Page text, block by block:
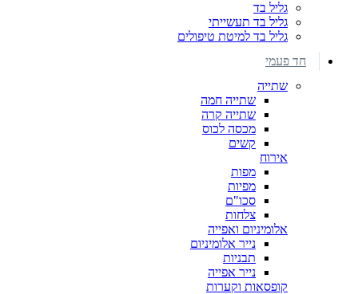
גליל בד
גליל בד תעשייתי
גליל בד למיטת טיפולים
חד פעמי
שתייה
שתייה חמה
שתייה קרה
מכסה לכוס
קשים
אירוח
מפות
מפיות
סכו"ם
צלחות
אלומיניום ואפייה
נייר אלומיניום
תבניות
נייר אפייה
קופסאות וקערות